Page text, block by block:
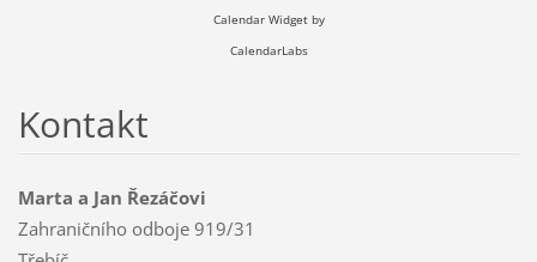
Calendar Widget by
CalendarLabs
Kontakt
Marta a Jan Řezáčovi
Zahraničního odboje 919/31